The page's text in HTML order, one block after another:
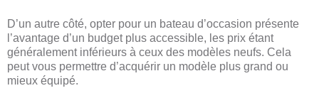
D’un autre côté, opter pour un bateau d’occasion présente
l’avantage d’un budget plus accessible, les prix étant
généralement inférieurs à ceux des modèles neufs. Cela
peut vous permettre d’acquérir un modèle plus grand ou
mieux équipé.